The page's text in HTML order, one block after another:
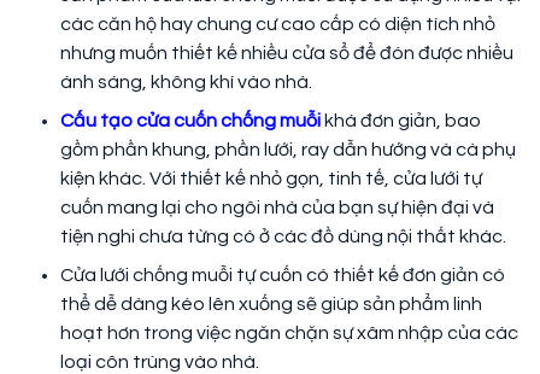
các căn hộ hay chung cư cao cấp có diện tích nhỏ
nhưng muốn thiết kế nhiều cửa sổ để đón được nhiều
ánh sáng, không khí vào nhà.
Cấu tạo cửa cuốn chống muỗi khá đơn giản, bao
gồm phần khung, phần lưới, ray dẫn hướng và cà phụ
kiện khác. Với thiết kế nhỏ gọn, tinh tế, cửa lưới tự
cuốn mang lại cho ngôi nhà của bạn sự hiện đại và
tiện nghi chưa từng có ở các đồ dùng nội thất khác.
Cửa lưới chống muỗi tự cuốn có thiết kế đơn giản có
thể dễ dàng kéo lên xuống sẽ giúp sản phẩm linh
hoạt hơn trong việc ngăn chặn sự xâm nhập của các
loại côn trùng vào nhà.